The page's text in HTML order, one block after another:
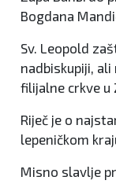
Bogdana
Sv. Leopold
nadbiskupiji,
filijalne crkve u
Riječ je o
lepeničkom
Misno slavlje